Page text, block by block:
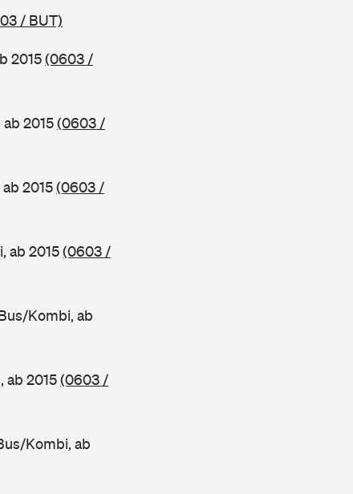
/ BUT)
2015(0603 /
2015(0603 /
2015(0603 /
ab 2015(0603 /
Kombi, ab
ab 2015(0603 /
Kombi, ab